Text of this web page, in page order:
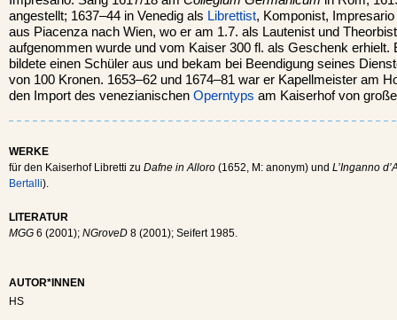
angestellt; 1637–44 in Venedig als Librettist, Komponist,
aus Piacenza nach Wien, wo er am 1.7. als Lautenist und
aufgenommen wurde und vom Kaiser 300 fl. als Geschenk erhielt.
bildete einen Schüler aus und bekam bei Beendigung seines
von 100 Kronen. 1653–62 und 1674–81 war er Kapellmeister am
den Import des venezianischen Operntyps am Kaiserhof von
WERKE
für den Kaiserhof Libretti zu Dafne in Alloro (1652, M: anonym) und L’Inganno
Bertalli).
LITERATUR
MGG 6 (2001); NGroveD 8 (2001); Seifert 1985.
AUTOR*INNEN
HS